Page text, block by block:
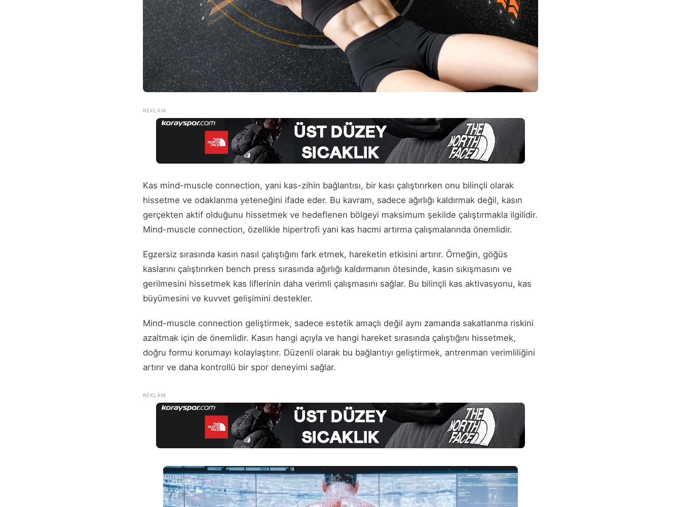
Kas mind-muscle connection, yani kas-zihin bağlantısı, bir kası çalıştırırken onu bilinçli olarak
hissetme ve odaklanma yeteneğini ifade eder. Bu kavram, sadece ağırlığı kaldırmak değil, kasın
gerçekten aktif olduğunu hissetmek ve hedeflenen bölgeyi maksimum şekilde çalıştırmakla ilgilidir.
Mind-muscle connection, özellikle hipertrofi yani kas hacmi artırma çalışmalarında önemlidir.
Egzersiz sırasında kasın nasıl çalıştığını fark etmek, hareketin etkisini artırır. Örneğin, göğüs
kaslarını çalıştırırken bench press sırasında ağırlığı kaldırmanın ötesinde, kasın sıkışmasını ve
gerilmesini hissetmek kas liflerinin daha verimli çalışmasını sağlar. Bu bilinçli kas aktivasyonu, kas
büyümesini ve kuvvet gelişimini destekler.
Mind-muscle connection geliştirmek, sadece estetik amaçlı değil aynı zamanda sakatlanma riskini
azaltmak için de önemlidir. Kasın hangi açıyla ve hangi hareket sırasında çalıştığını hissetmek,
doğru formu korumayı kolaylaştırır. Düzenli olarak bu bağlantıyı geliştirmek, antrenman verimliliğini
artırır ve daha kontrollü bir spor deneyimi sağlar.